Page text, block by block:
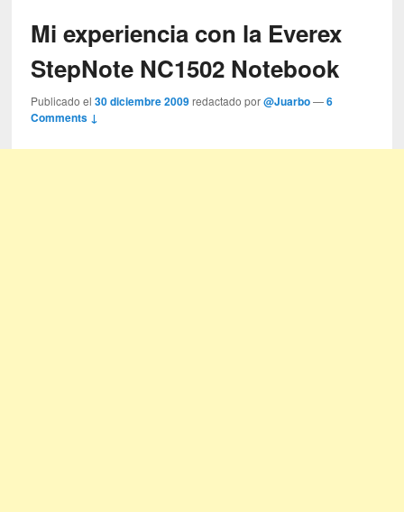
Mi experiencia con la Everex
StepNote NC1502 Notebook
Publicado el30 diciembre 2009 redactado por@Juarbo —6
Comments ↓